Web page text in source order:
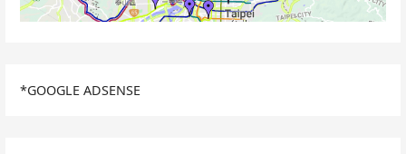
*GOOGLE ADSENSE